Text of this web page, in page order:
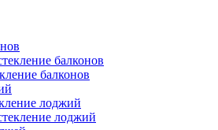
балконов
балконов
лоджий
лоджий